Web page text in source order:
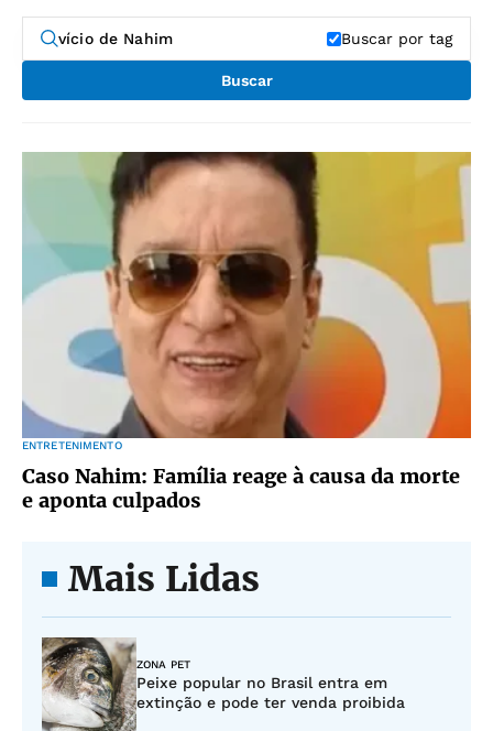
Buscar por tag
Buscar
ENTRETENIMENTO
Caso Nahim: Família reage à causa da morte
e aponta culpados
Mais Lidas
ZONA PET
Peixe popular no Brasil entra em
extinção e pode ter venda proibida